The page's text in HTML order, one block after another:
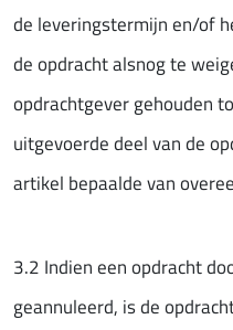
de leveringstermijn en/of
de opdracht alsnog te
opdrachtgever gehouden
uitgevoerde deel van de
artikel bepaalde van
3.2 Indien een opdracht
geannuleerd, is de